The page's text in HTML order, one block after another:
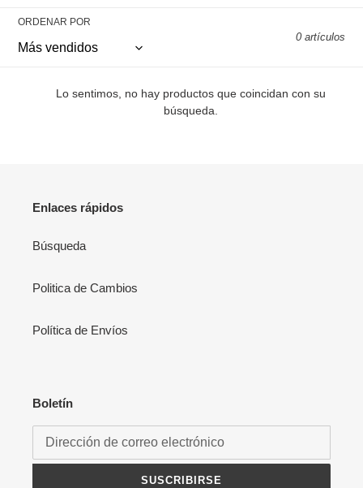
e
c
n
ORDENAR POR
0 artículos
Lo sentimos, no hay productos que coincidan con su
búsqueda.
Enlaces rápidos
Búsqueda
Politica de Cambios
Política de Envíos
Boletín
SUSCRIBIRSE